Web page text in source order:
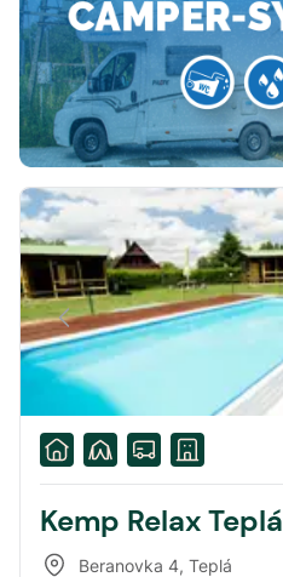
Kemp Relax Teplá
Beranovka 4, Teplá